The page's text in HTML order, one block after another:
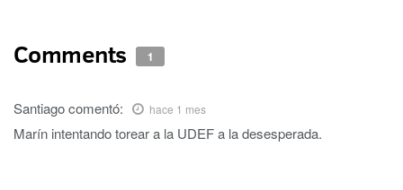
Comments 1
Santiagocomentó: hace 1 mes
Marín intentando torear a la UDEF a la desesperada.